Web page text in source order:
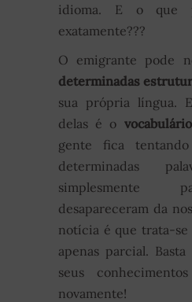
idioma. E o que
exatamente???
O emigrante pode
determinadas
sua própria língua.
delas é o
gente fica
determinadas
simplesmente
desapareceram da
notícia é que trata-
apenas parcial.
seus
novamente!